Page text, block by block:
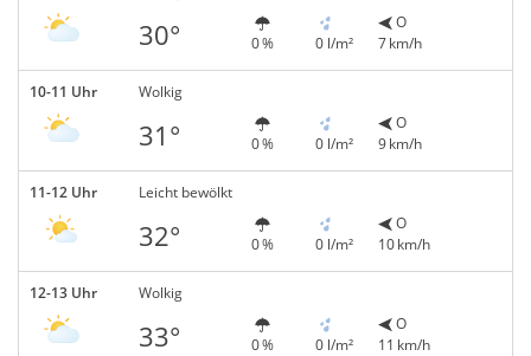
30° 0 % 0 l/m²
O
7 km/h
10-11 Uhr Wolkig
31° 0 % 0 l/m²
O
9 km/h
11-12 Uhr Leicht bewölkt
32° 0 % 0 l/m²
O
10 km/h
12-13 Uhr Wolkig
33° 0 % 0 l/m²
O
11 km/h